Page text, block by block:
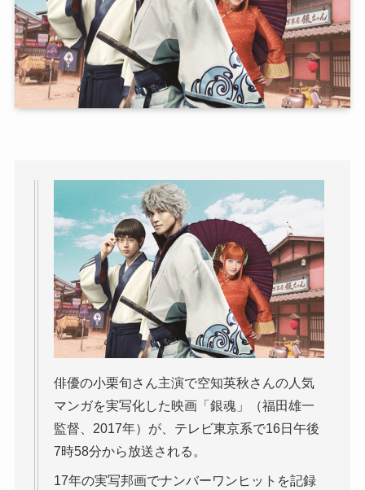
俳優の小栗旬さん主演で空知英秋さんの人気
マンガを実写化した映画「銀魂」（福田雄一
監督、2017年）が、テレビ東京系で16日午後
7時58分から放送される。
17年の実写邦画でナンバーワンヒットを記録